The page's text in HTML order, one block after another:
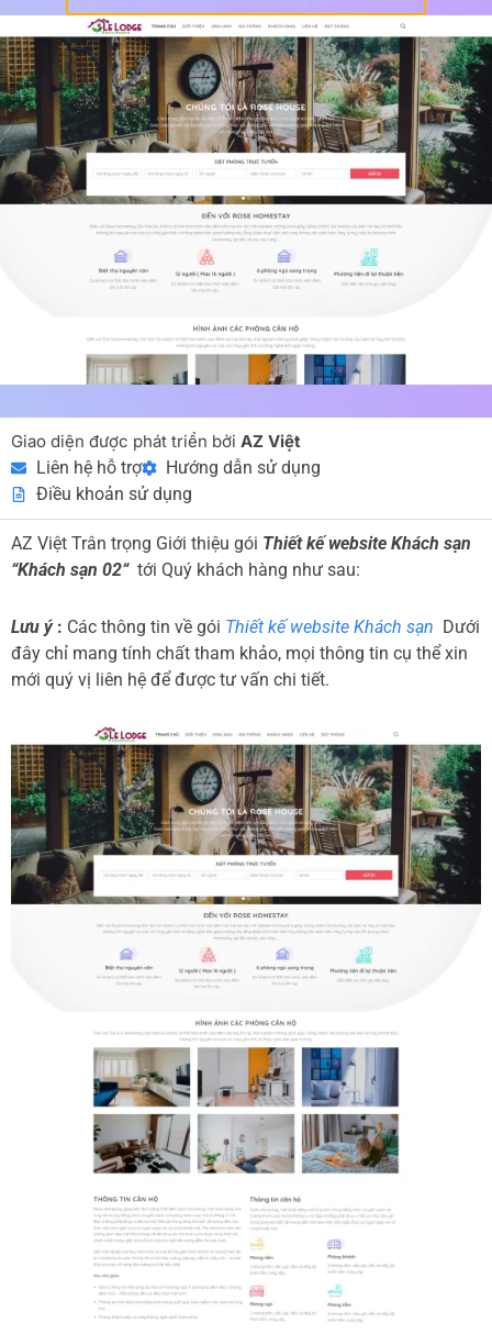
số
lượng
Giao diện được phát triển bởi AZ Việt
Liên hệ hỗ trợ
Hướng dẫn sử dụng
Điều khoản sử dụng
AZ Việt Trân trọng Giới thiệu gói Thiết kế website Khách sạn
“Khách sạn 02“ tới Quý khách hàng như sau:
Lưu ý: Các thông tin về gói Thiết kế website Khách sạn Dưới
đây chỉ mang tính chất tham khảo, mọi thông tin cụ thể xin
mới quý vị liên hệ để được tư vấn chi tiết.